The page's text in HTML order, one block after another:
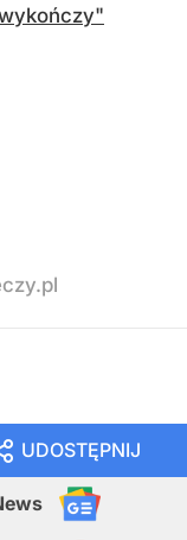
UDOSTĘPNIJ